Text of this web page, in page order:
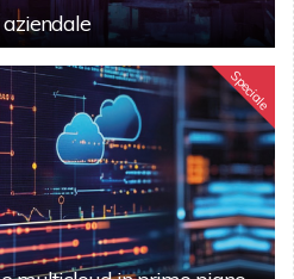
Speciale